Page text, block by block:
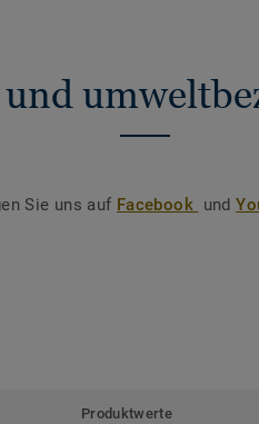
Sie uns auf Facebook und
Produktwerte